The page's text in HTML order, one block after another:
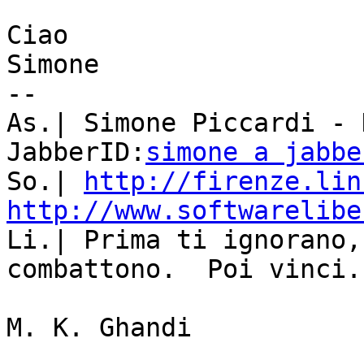
Ciao
Simone
--
As.| Simone Piccardi -
JabberID: simone a
So.|
http://
http://
Li.| Prima ti
combattono.  Poi vinci.
M. K. Ghandi